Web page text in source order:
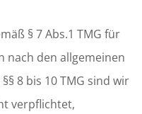
§ 7 Abs.1 TMG für
nach den allgemeinen
8 bis 10 TMG sind wir
verpflichtet,